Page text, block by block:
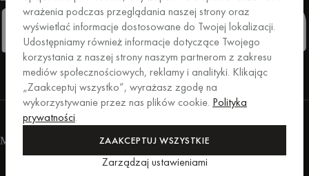
FacebookInstagramLinkedinPinterest
Zakupy zabezpieczone przez Trusted Shops.
For those who care.
Metody płatności
wrażenia podczas przeglądania naszej strony oraz
wyświetlać informacje dostosowane do Twojej lokalizacji.
Udostępniamy również informacje dotyczące Twojego
korzystania z naszej strony naszym partnerom z zakresu
mediów społecznościowych, reklamy i analityki. Klikając
„Zaakceptuj wszystko”, wyrażasz zgodę na
wykorzystywanie przez nas plików cookie. Polityka
prywatności.
ZAAKCEPTUJ WSZYSTKIE
Zarządzaj ustawieniami